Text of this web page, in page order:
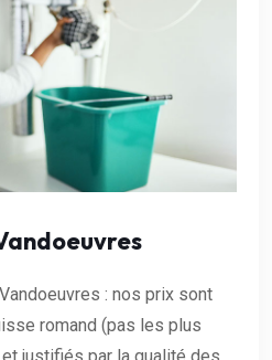
: nos prix sont
romand (pas les plus